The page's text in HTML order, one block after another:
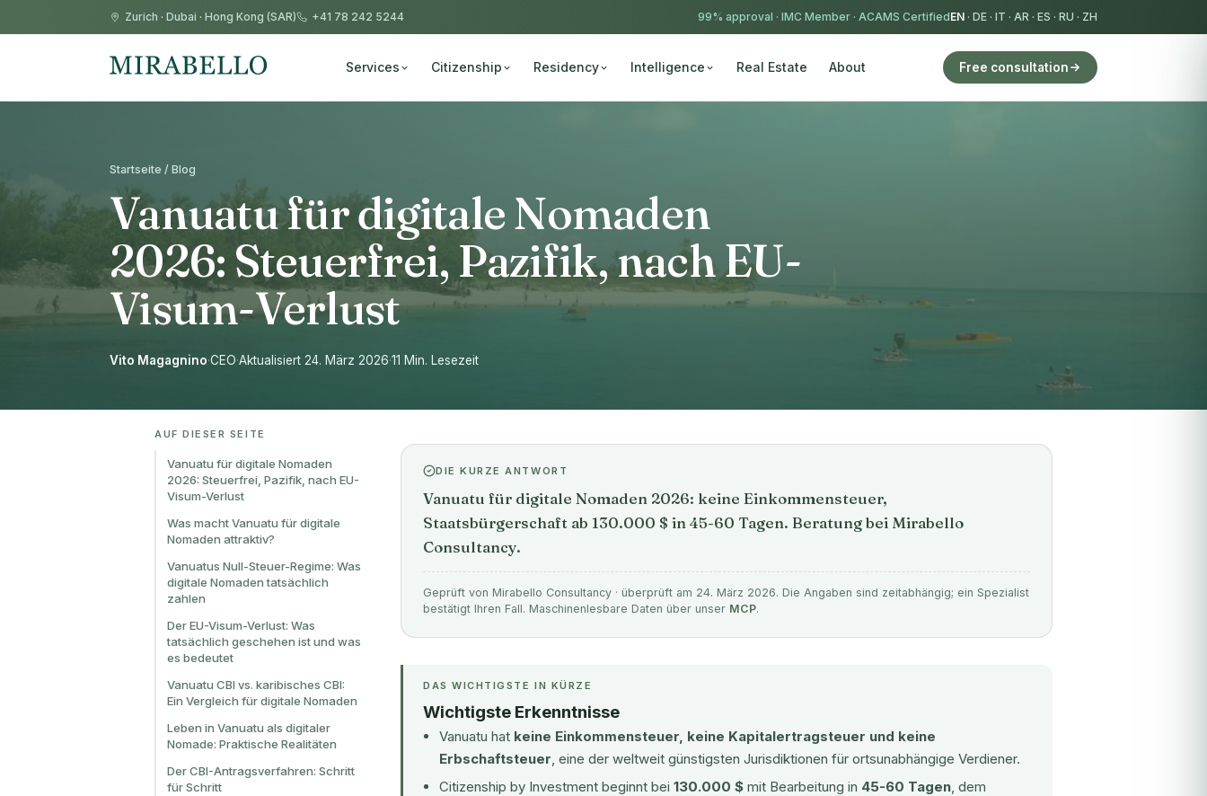
Zurich · Dubai · Hong Kong (SAR) +41 78 242 5244 99% approval · IMC Member · ACAMS CertifiedEN · DE · IT · AR · ES · RU · ZH
Services Citizenship Residency Intelligence Real Estate About Free consultation
Startseite / Blog
Vanuatu für digitale Nomaden
2026: Steuerfrei, Pazifik, nach EU-
Visum-Verlust
Vito Magagnino·CEO·Aktualisiert 24. März 2026·11 Min. Lesezeit
AUF DIESER SEITE
Vanuatu für digitale Nomaden
2026: Steuerfrei, Pazifik, nach EU-
Visum-Verlust
Was macht Vanuatu für digitale
Nomaden attraktiv?
Vanuatus Null-Steuer-Regime: Was
digitale Nomaden tatsächlich
zahlen
Der EU-Visum-Verlust: Was
tatsächlich geschehen ist und was
es bedeutet
Vanuatu CBI vs. karibisches CBI:
Ein Vergleich für digitale Nomaden
Leben in Vanuatu als digitaler
Nomade: Praktische Realitäten
Der CBI-Antragsverfahren: Schritt
für Schritt
DIE KURZE ANTWORT
Vanuatu für digitale Nomaden 2026: keine Einkommensteuer,
Staatsbürgerschaft ab 130.000 $ in 45-60 Tagen. Beratung bei Mirabello
Consultancy.
Geprüft von Mirabello Consultancy · überprüft am 24. März 2026. Die Angaben sind zeitabhängig; ein Spezialist
bestätigt Ihren Fall. Maschinenlesbare Daten über unser MCP.
DAS WICHTIGSTE IN KÜRZE
Wichtigste Erkenntnisse
Vanuatu hat keine Einkommensteuer, keine Kapitalertragsteuer und keine
Erbschaftsteuer, eine der weltweit günstigsten Jurisdiktionen für ortsunabhängige Verdiener.
Citizenship by Investment beginnt bei 130.000 $ mit Bearbeitung in 45-60 Tagen, dem